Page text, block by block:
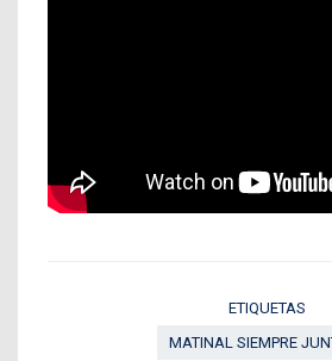
ETIQUETAS
MATINAL SIEMPRE